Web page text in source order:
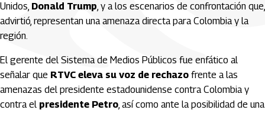
Unidos, Donald Trump, y a los escenarios de confrontación que,
advirtió, representan una amenaza directa para Colombia y la
región.
El gerente del Sistema de Medios Públicos fue enfático al
señalar que RTVC eleva su voz de rechazo frente a las
amenazas del presidente estadounidense contra Colombia y
contra el presidente Petro, así como ante la posibilidad de una